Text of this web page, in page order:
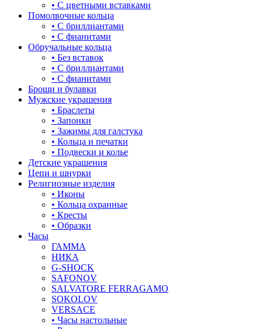
жучки и букашки
звезды
знаки зодиака
капля
квадрат (куб)
клевер
корона
кошки
круг (шар)
крылья и перья
листья
ловец снов
лошадки и единороги
• С цветными вставками
Помолвочные кольца
• С бриллиантами
• С фианитами
Обручальные кольца
• Без вставок
• С бриллиантами
• С фианитами
Броши и булавки
Мужские украшения
• Браслеты
• Запонки
• Зажимы для галстука
• Кольца и печатки
• Подвески и колье
Детские украшения
Цепи и шнурки
Религиозные изделия
• Иконы
• Кольца охранные
• Кресты
• Образки
Часы
ГАММА
НИКА
G-SHOCK
SAFONOV
SALVATORE FERRAGAMO
SOKOLOV
VERSACE
• Часы настольные